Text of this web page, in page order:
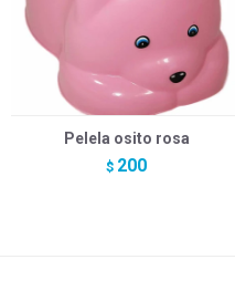
Pelela osito rosa
$ 200